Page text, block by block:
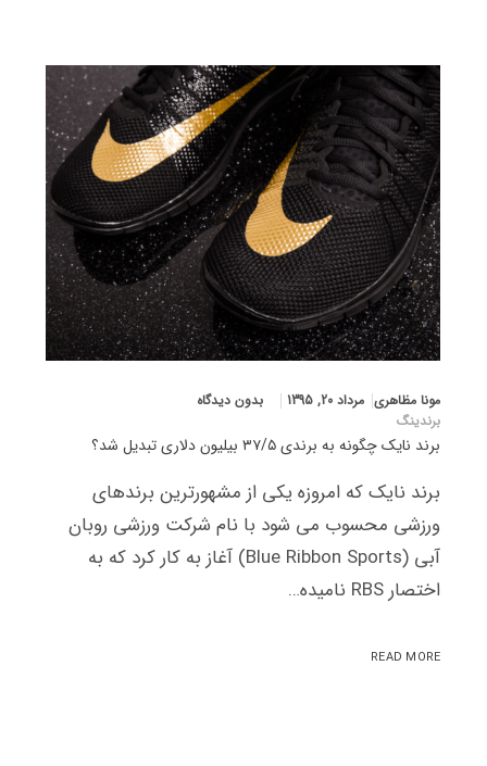
مونا مظاهری مرداد 20, 1395
بدون دیدگاه
برندینگ
برند نایک چگونه به برندی ۳۷/۵ بیلیون دلاری تبدیل شد؟
برند نایک که امروزه یکی از مشهورترین برندهای
ورزشی محسوب می شود با نام شرکت ورزشی روبان
آبی (Blue Ribbon Sports) آغاز به کار کرد که به
اختصار RBS نامیده…
READ MORE